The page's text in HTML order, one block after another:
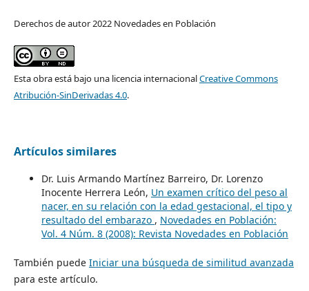
Derechos de autor 2022 Novedades en Población
Esta obra está bajo una licencia internacionalCreative Commons
Atribución-SinDerivadas 4.0.
Artículos similares
Dr. Luis Armando Martínez Barreiro, Dr. Lorenzo
Inocente Herrera León, Un examen crítico del peso al
nacer, en su relación con la edad gestacional, el tipo y
resultado del embarazo , Novedades en Población:
Vol. 4 Núm. 8 (2008): Revista Novedades en Población
También puede Iniciar una búsqueda de similitud avanzada
para este artículo.